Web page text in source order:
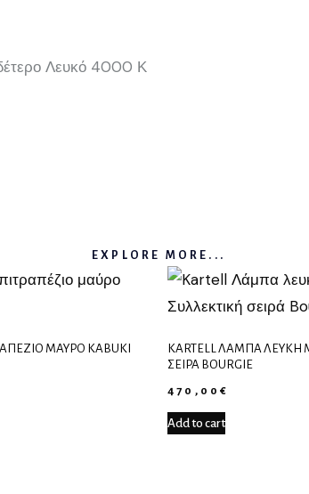
Λευκό 4000 Κ
EXPLORE MORE...
ΜΑΎΡΟ KABUKI
KARTELL ΛΆΜΠΑ ΛΕΥΚΉ
ΣΕΙΡΆ BOURGIE
470,00€
Add to cart